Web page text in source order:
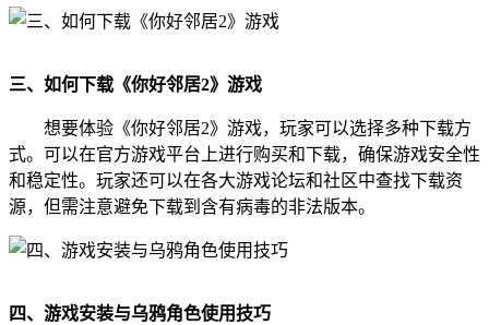
三、如何下载《你好邻居2》游戏
想要体验《你好邻居2》游戏，玩家可以选择多种下载方
式。可以在官方游戏平台上进行购买和下载，确保游戏安全性
和稳定性。玩家还可以在各大游戏论坛和社区中查找下载资
源，但需注意避免下载到含有病毒的非法版本。
四、游戏安装与乌鸦角色使用技巧